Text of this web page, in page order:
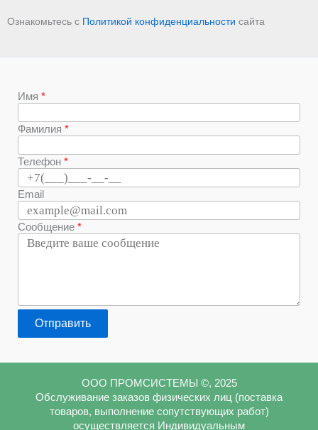
Ознакомьтесь с Политикой конфиденциальности сайта
Имя
Фамилия
Телефон
Email
Сообщение
Отправить
ООО ПРОМСИСТЕМЫ ©, 2025
Обслуживание заказов физических лиц (поставка
товаров, выполнение сопутствующих работ)
осуществляется Индивидуальным